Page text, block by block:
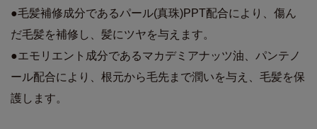
●毛髪補修成分であるパール(真珠)PPT配合により、傷ん
だ毛髪を補修し、髪にツヤを与えます。
●エモリエント成分であるマカデミアナッツ油、パンテノ
ール配合により、根元から毛先まで潤いを与え、毛髪を保
護します。